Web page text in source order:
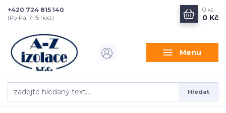
Menu
Hledat
+420 724 815 140
(Po-Pá, 7-15 hod.)
0 ks
0 Kč